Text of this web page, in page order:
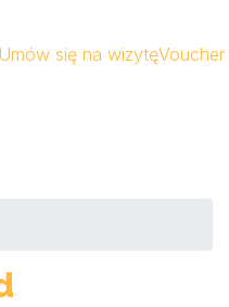
Umów się na wizytęVoucher